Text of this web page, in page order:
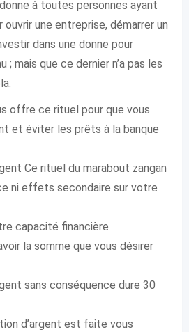
à toutes personnes ayant
ouvrir une entreprise, démarrer un
dans une donne pour
; mais que ce dernier n’a pas les
offre ce rituel pour que vous
et éviter les prêts à la banque
Ce rituel du marabout zangan
ni effets secondaire sur votre
capacité financière
la somme que vous désirer
sans conséquence dure 30
d’argent est faite vous